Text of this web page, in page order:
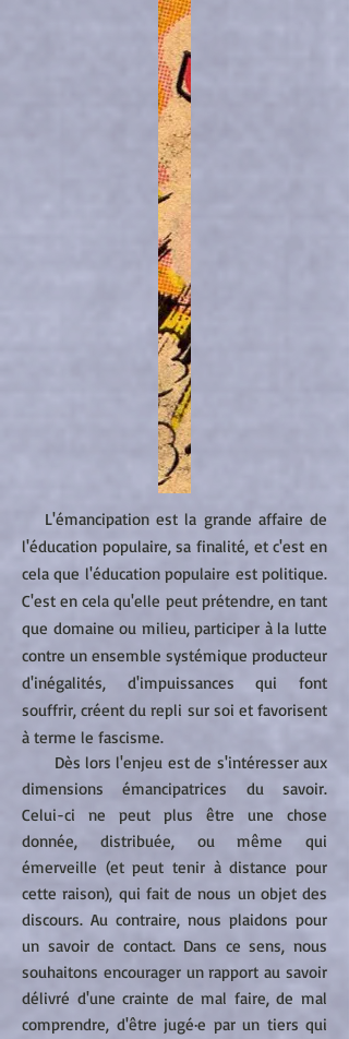
L'émancipation est la grande affaire de
l'éducation populaire, sa finalité, et c'est en
cela que l'éducation populaire est politique.
C'est en cela qu'elle peut prétendre, en tant
que domaine ou milieu, participer à la lutte
contre un ensemble systémique producteur
d'inégalités, d'impuissances qui font
souffrir, créent du repli sur soi et favorisent
à terme le fascisme.
Dès lors l'enjeu est de s'intéresser aux
dimensions émancipatrices du savoir.
Celui-ci ne peut plus être une chose
donnée, distribuée, ou même qui
émerveille (et peut tenir à distance pour
cette raison), qui fait de nous un objet des
discours. Au contraire, nous plaidons pour
un savoir de contact. Dans ce sens, nous
souhaitons encourager un rapport au savoir
délivré d'une crainte de mal faire, de mal
comprendre, d'être jugé·e par un tiers qui